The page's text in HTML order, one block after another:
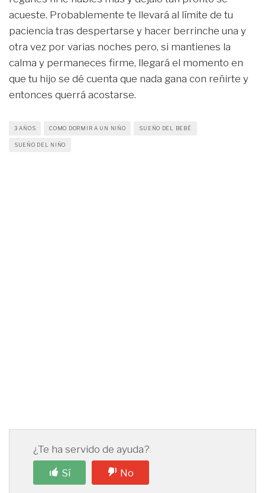
acueste. Probablemente te llevará al límite de tu
paciencia tras despertarse y hacer berrinche una y
otra vez por varias noches pero, si mantienes la
calma y permaneces firme, llegará el momento en
que tu hijo se dé cuenta que nada gana con reñirte y
entonces querrá acostarse.
3 AÑOS COMO DORMIR A UN NIÑO SUEÑO DEL BEBÉ
SUEÑO DEL NIÑO
¿Te ha servido de ayuda?
Sí
No